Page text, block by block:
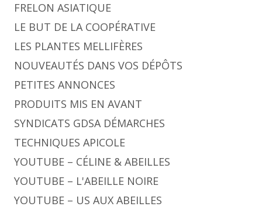
FRELON ASIATIQUE
LE BUT DE LA COOPÉRATIVE
LES PLANTES MELLIFÈRES
NOUVEAUTÉS DANS VOS DÉPÔTS
PETITES ANNONCES
PRODUITS MIS EN AVANT
SYNDICATS GDSA DÉMARCHES
TECHNIQUES APICOLE
YOUTUBE – CÉLINE & ABEILLES
YOUTUBE – L'ABEILLE NOIRE
YOUTUBE – US AUX ABEILLES